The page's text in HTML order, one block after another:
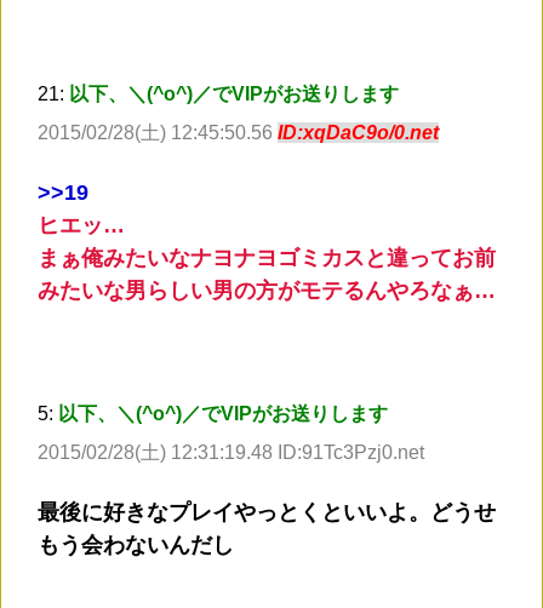
21: 以下、＼(^o^)／でVIPがお送りします
2015/02/28(土) 12:45:50.56 ID:xqDaC9o/0.net
>>19
ヒエッ…
まぁ俺みたいなナヨナヨゴミカスと違ってお前
みたいな男らしい男の方がモテるんやろなぁ…
5: 以下、＼(^o^)／でVIPがお送りします
2015/02/28(土) 12:31:19.48 ID:91Tc3Pzj0.net
最後に好きなプレイやっとくといいよ。どうせ
もう会わないんだし